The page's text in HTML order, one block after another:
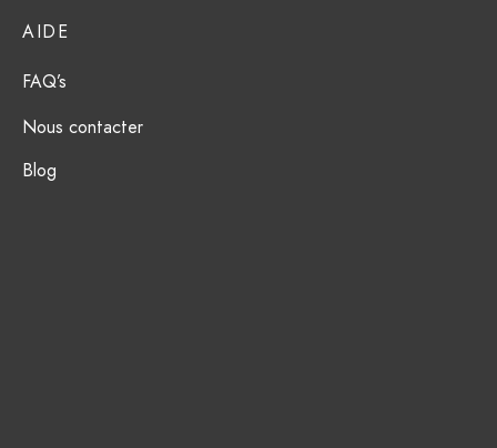
AIDE
FAQ’s
Nous contacter
Blog